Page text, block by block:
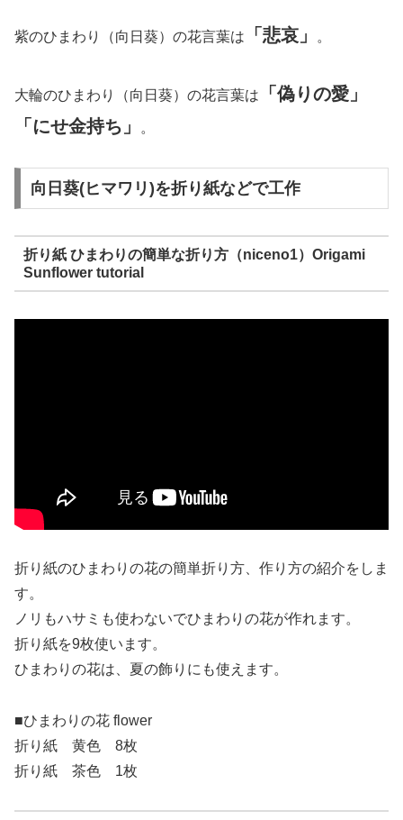
紫のひまわり（向日葵）の花言葉は 「悲哀」 。
大輪のひまわり（向日葵）の花言葉は
「偽りの愛」
「にせ金持ち」
。
向日葵(ヒマワリ)を折り紙などで工作
折り紙 ひまわりの簡単な折り方（niceno1）Origami
Sunflower tutorial
折り紙のひまわりの花の簡単折り方、作り方の紹介をしま
す。
ノリもハサミも使わないでひまわりの花が作れます。
折り紙を9枚使います。
ひまわりの花は、夏の飾りにも使えます。
■ひまわりの花 flower
折り紙 黄色 8枚
折り紙 茶色 1枚